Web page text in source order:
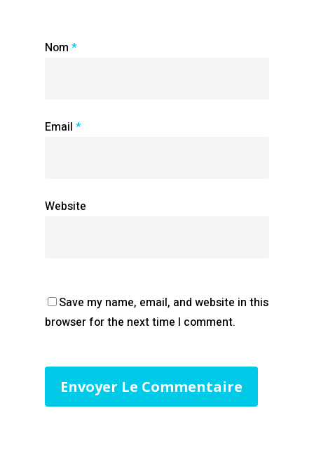
Nom *
Email *
Website
Save my name, email, and website in this
browser for the next time I comment.